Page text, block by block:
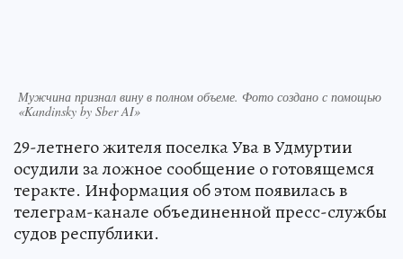
Мужчина признал вину в полном объеме. Фото создано с помощью
«Kandinsky by Sber AI»
29-летнего жителя поселка Ува в Удмуртии
осудили за ложное сообщение о готовящемся
теракте. Информация об этом появилась в
телеграм-канале объединенной пресс-службы
судов республики.